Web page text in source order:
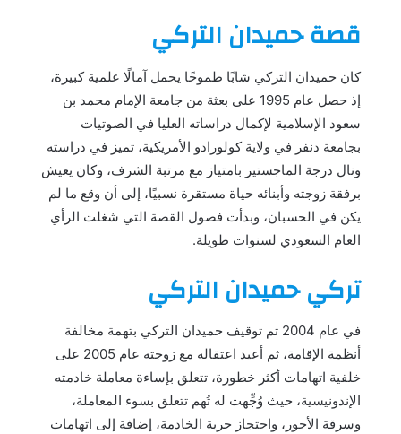
قصة حميدان التركي
كان حميدان التركي شابًا طموحًا يحمل آمالًا علمية كبيرة،
إذ حصل عام 1995 على بعثة من جامعة الإمام محمد بن
سعود الإسلامية لإكمال دراساته العليا في الصوتيات
بجامعة دنفر في ولاية كولورادو الأمريكية، تميز في دراسته
ونال درجة الماجستير بامتياز مع مرتبة الشرف، وكان يعيش
برفقة زوجته وأبنائه حياة مستقرة نسبيًا، إلى أن وقع ما لم
يكن في الحسبان، وبدأت فصول القصة التي شغلت الرأي
العام السعودي لسنوات طويلة.
تركي حميدان التركي
في عام 2004 تم توقيف حميدان التركي بتهمة مخالفة
أنظمة الإقامة، ثم أعيد اعتقاله مع زوجته عام 2005 على
خلفية اتهامات أكثر خطورة، تتعلق بإساءة معاملة خادمته
الإندونيسية، حيث وُجِّهت له تُهم تتعلق بسوء المعاملة،
وسرقة الأجور، واحتجاز حرية الخادمة، إضافة إلى اتهامات